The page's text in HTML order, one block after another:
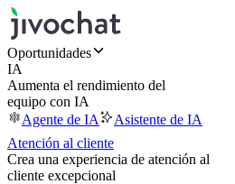
Oportunidades
IA
Aumenta el rendimiento del
equipo con IA
Agente de IA
Asistente de IA
Atención al cliente
Crea una experiencia de atención al
cliente excepcional